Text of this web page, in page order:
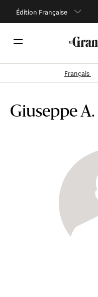
Édition Française
Français
Giuseppe